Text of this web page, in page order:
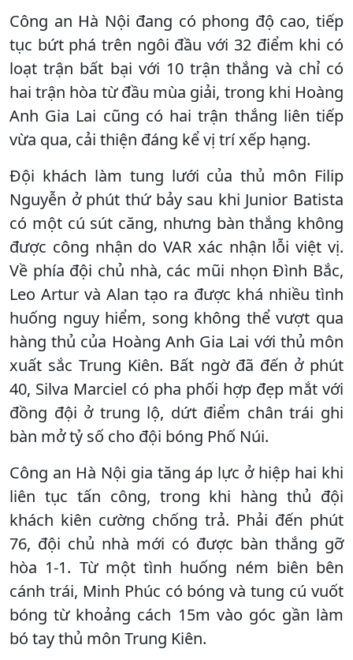
Công an Hà Nội đang có phong độ cao, tiếp
tục bứt phá trên ngôi đầu với 32 điểm khi có
loạt trận bất bại với 10 trận thắng và chỉ có
hai trận hòa từ đầu mùa giải, trong khi Hoàng
Anh Gia Lai cũng có hai trận thắng liên tiếp
vừa qua, cải thiện đáng kể vị trí xếp hạng.
Đội khách làm tung lưới của thủ môn Filip
Nguyễn ở phút thứ bảy sau khi Junior Batista
có một cú sút căng, nhưng bàn thắng không
được công nhận do VAR xác nhận lỗi việt vị.
Về phía đội chủ nhà, các mũi nhọn Đình Bắc,
Leo Artur và Alan tạo ra được khá nhiều tình
huống nguy hiểm, song không thể vượt qua
hàng thủ của Hoàng Anh Gia Lai với thủ môn
xuất sắc Trung Kiên. Bất ngờ đã đến ở phút
40, Silva Marciel có pha phối hợp đẹp mắt với
đồng đội ở trung lộ, dứt điểm chân trái ghi
bàn mở tỷ số cho đội bóng Phố Núi.
Công an Hà Nội gia tăng áp lực ở hiệp hai khi
liên tục tấn công, trong khi hàng thủ đội
khách kiên cường chống trả. Phải đến phút
76, đội chủ nhà mới có được bàn thắng gỡ
hòa 1-1. Từ một tình huống ném biên bên
cánh trái, Minh Phúc có bóng và tung cú vuốt
bóng từ khoảng cách 15m vào góc gần làm
bó tay thủ môn Trung Kiên.